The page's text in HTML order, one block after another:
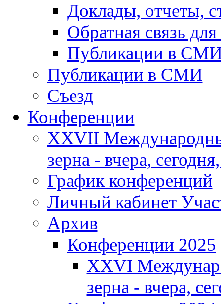
Доклады, отчеты,
Обратная связь
Публикации в
Публикации в СМИ
Съезд
Конференции
XXVII
зерна - вчера,
График конференций
Личный кабинет
Архив
Конференции 2025
XXVI
зерна - вчера,